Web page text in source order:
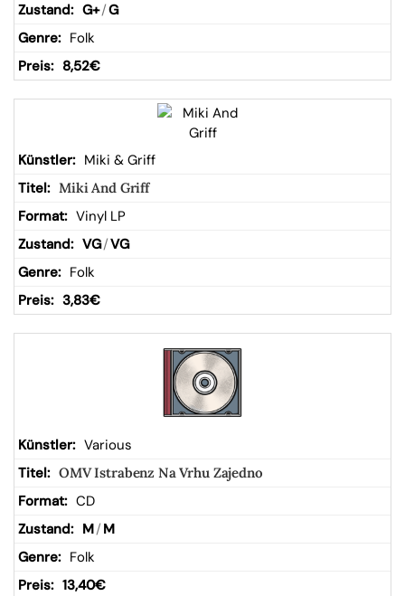
G+/G
Folk
8,52€
Miki & Griff
Miki And Griff
Vinyl LP
VG/VG
Folk
3,83€
Various
OMV Istrabenz Na Vrhu Zajedno
CD
M/ M
Folk
13,40€